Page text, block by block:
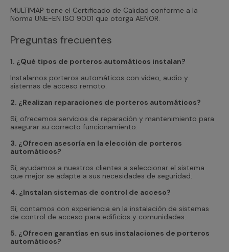
MULTIMAP tiene el Certificado de Calidad conforme a la
Norma UNE-EN ISO 9001 que otorga AENOR.
Preguntas frecuentes
1. ¿Qué tipos de porteros automáticos instalan?
Instalamos porteros automáticos con video, audio y
sistemas de acceso remoto.
2. ¿Realizan reparaciones de porteros automáticos?
Sí, ofrecemos servicios de reparación y mantenimiento para
asegurar su correcto funcionamiento.
3. ¿Ofrecen asesoría en la elección de porteros
automáticos?
Sí, ayudamos a nuestros clientes a seleccionar el sistema
que mejor se adapte a sus necesidades de seguridad.
4. ¿Instalan sistemas de control de acceso?
Sí, contamos con experiencia en la instalación de sistemas
de control de acceso para edificios y comunidades.
5. ¿Ofrecen garantías en sus instalaciones de porteros
automáticos?